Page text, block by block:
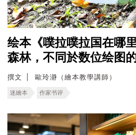
绘本《噗拉噗拉国在哪
森林，不同於数位绘图
撰文 歐玲瀞（繪本教學講師）
迷繪本 作家书评